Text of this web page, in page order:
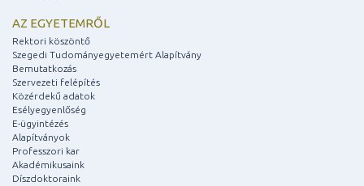
AZ EGYETEMRŐL
Rektori köszöntő
Szegedi Tudományegyetemért Alapítvány
Bemutatkozás
Szervezeti felépítés
Közérdekű adatok
Esélyegyenlőség
E-ügyintézés
Alapítványok
Professzori kar
Akadémikusaink
Díszdoktoraink